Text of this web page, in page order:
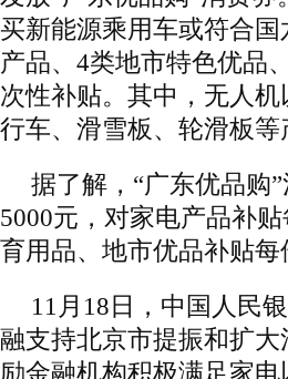
买新能源乘用车或符合
产品、4类地市特色优品
次性补贴。其中，无人
行车、滑雪板、轮滑板
据了解，“广东优品购
5000元，对家电产品补
育用品、地市优品补贴
11月18日，中国人民
融支持北京市提振和扩
励金融机构积极满足家